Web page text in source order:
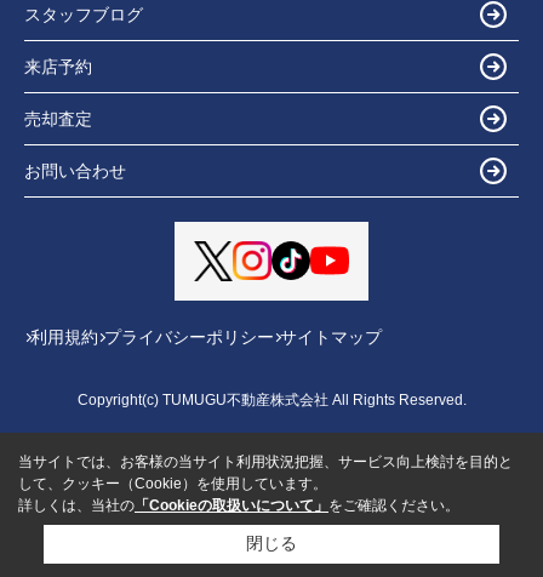
スタッフブログ
来店予約
売却査定
お問い合わせ
利用規約 プライバシーポリシー サイトマップ
Copyright(c) TUMUGU不動産株式会社 All Rights Reserved.
当サイトでは、お客様の当サイト利用状況把握、サービス向上検討を目的と
して、クッキー（Cookie）を使用しています。
詳しくは、当社の 「Cookieの取扱いについて」 をご確認ください。
閉じる